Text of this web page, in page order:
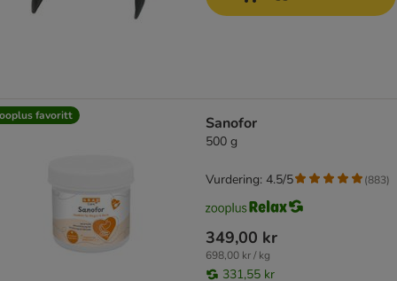
favoritt Sanofor
500 g
349,00 kr
698,00 kr / kg
331,55 kr
Vurdering: 4.5/5 (883)